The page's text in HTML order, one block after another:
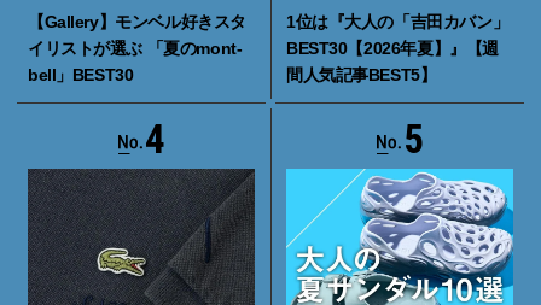
【Gallery】モンベル好きスタ
イリストが選ぶ 「夏のmont-
bell」BEST30
1位は『大人の「吉田カバン」
BEST30【2026年夏】』【週
間人気記事BEST5】
4 5